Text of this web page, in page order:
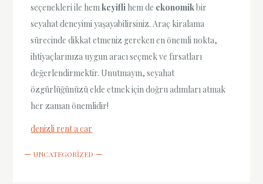
seçenekleri ile hemkeyifli hem de ekonomikbir
seyahat deneyimi yaşayabilirsiniz. Araç kiralama
sürecinde dikkat etmeniz gereken en önemli nokta,
ihtiyaçlarınıza uygun aracı seçmek ve fırsatları
değerlendirmektir. Unutmayın, seyahat
özgürlüğünüzü elde etmek için doğru adımları atmak
her zaman önemlidir!
denizli rent a car
UNCATEGORIZED